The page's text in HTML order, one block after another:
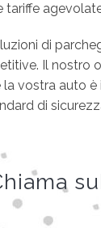
di
Il nostro
vostra auto
di